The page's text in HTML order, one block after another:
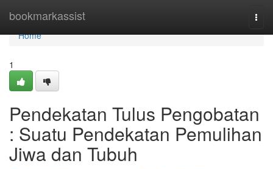
bookmarkassist
Home
Home
1
Pendekatan Tulus Pengobatan
: Suatu Pendekatan Pemulihan
Jiwa dan Tubuh